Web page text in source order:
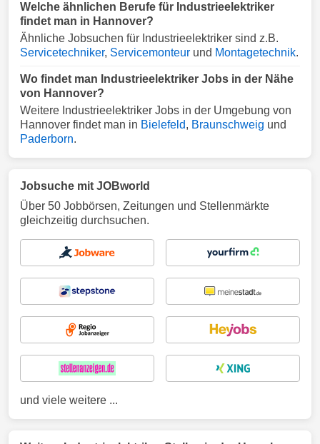
Welche ähnlichen Berufe für Industrieelektriker
findet man in Hannover?
Ähnliche Jobsuchen für Industrieelektriker sind z.B.
Servicetechniker, Servicemonteur und Montagetechnik.
Wo findet man Industrieelektriker Jobs in der Nähe
von Hannover?
Weitere Industrieelektriker Jobs in der Umgebung von
Hannover findet man in Bielefeld, Braunschweig und
Paderborn.
Jobsuche mit JOBworld
Über 50 Jobbörsen, Zeitungen und Stellenmärkte
gleichzeitig durchsuchen.
und viele weitere ...